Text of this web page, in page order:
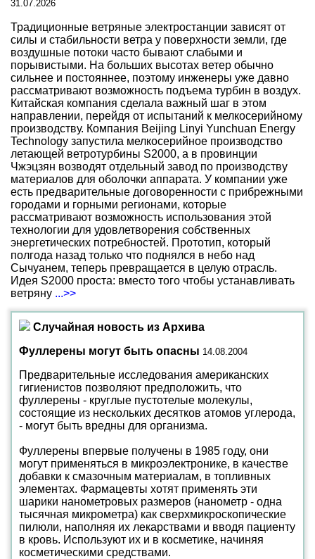
31.07.2026
Традиционные ветряные электростанции зависят от
силы и стабильности ветра у поверхности земли, где
воздушные потоки часто бывают слабыми и
порывистыми. На больших высотах ветер обычно
сильнее и постояннее, поэтому инженеры уже давно
рассматривают возможность подъема турбин в воздух.
Китайская компания сделала важный шаг в этом
направлении, перейдя от испытаний к мелкосерийному
производству. Компания Beijing Linyi Yunchuan Energy
Technology запустила мелкосерийное производство
летающей ветротурбины S2000, а в провинции
Чжэцзян возводят отдельный завод по производству
материалов для оболочки аппарата. У компании уже
есть предварительные договоренности с прибрежными
городами и горными регионами, которые
рассматривают возможность использования этой
технологии для удовлетворения собственных
энергетических потребностей. Прототип, который
полгода назад только что поднялся в небо над
Сычуанем, теперь превращается в целую отрасль.
Идея S2000 проста: вместо того чтобы устанавливать
ветряну ...>>
Случайная новость из Архива
Фуллерены могут быть опасны 14.08.2004
Предварительные исследования американских
гигиенистов позволяют предположить, что
фуллерены - круглые пустотелые молекулы,
состоящие из нескольких десятков атомов углерода,
- могут быть вредны для организма.
Фуллерены впервые получены в 1985 году, они
могут применяться в микроэлектронике, в качестве
добавки к смазочным материалам, в топливных
элементах. Фармацевты хотят применять эти
шарики нанометровых размеров (нанометр - одна
тысячная микрометра) как сверхмикроскопические
пилюли, наполняя их лекарствами и вводя пациенту
в кровь. Используют их и в косметике, начиняя
косметическими средствами.